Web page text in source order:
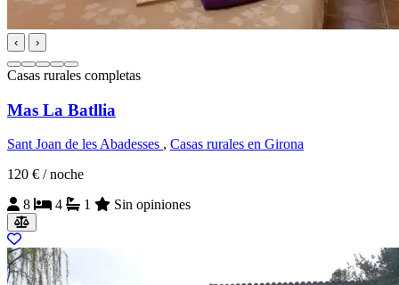
‹ ›
Casas rurales completas
Mas La Batllia
Sant Joan de les Abadesses , Casas rurales en Girona
120 € / noche
8
4 1 Sin opiniones